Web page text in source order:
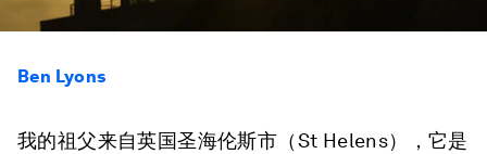
Ben Lyons
我的祖父来自英国圣海伦斯市（St Helens），它是